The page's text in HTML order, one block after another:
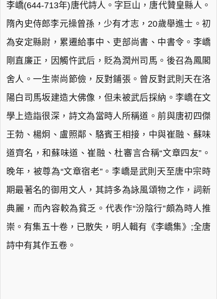
李嶠(644-713年)唐代詩人。字巨山，唐代贊皇縣人。
隋內史侍郎李元操曾孫，少有才志，20歲舉進士。初
為安定縣尉，累遷給事中、吏部尚書、中書令。李嶠
剛直廉正，因觸忤武后，貶為潤州司馬。後召為鳳閣
舍人。一生崇尚節儉，反對鋪張。曾反對武則天在洛
陽白司馬坂建造大佛像，但未被武后採納。李嶠在文
學上造詣很深，詩文為當時人所稱道。前與唐初四傑
王勃、楊炯、盧照鄰、駱賓王相接，中與崔融、蘇味
道齊名，和蘇味道、崔融、杜審言合稱“文章四友”。
晚年，被尊為“文章宿老”。李嶠是武則天至唐中宗時
期最著名的御用文人，其詩多為詠風頌物之作，詞新
典麗，而內容較為貧乏。代表作“汾陰行”頗為時人推
崇。有集五十卷，已散失，明人輯有《李嶠集》;全唐
詩中有其作五卷。